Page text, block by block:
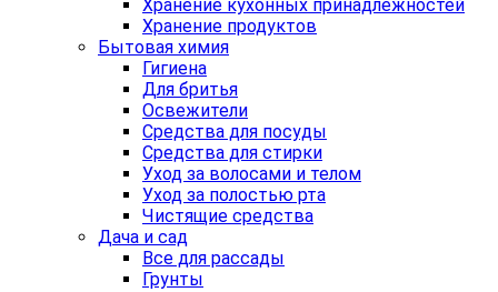
Хранение кухонных принадлежностей
Хранение продуктов
Бытовая химия
Гигиена
Для бритья
Освежители
Средства для посуды
Средства для стирки
Уход за волосами и телом
Уход за полостью рта
Чистящие средства
Дача и сад
Все для рассады
Грунты